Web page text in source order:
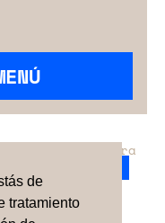
de
tratamiento
perfecto para